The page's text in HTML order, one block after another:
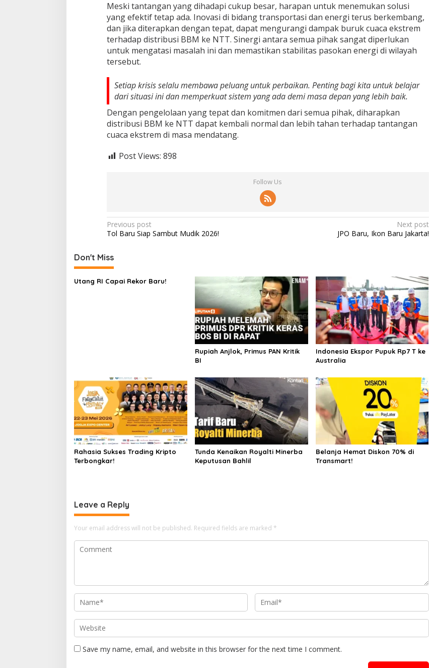
Meski tantangan yang dihadapi cukup besar, harapan untuk menemukan solusi
yang efektif tetap ada. Inovasi di bidang transportasi dan energi terus berkembang,
dan jika diterapkan dengan tepat, dapat mengurangi dampak buruk cuaca ekstrem
terhadap distribusi BBM ke NTT. Sinergi antara semua pihak sangat diperlukan
untuk mengatasi masalah ini dan memastikan stabilitas pasokan energi di wilayah
tersebut.
Setiap krisis selalu membawa peluang untuk perbaikan. Penting bagi kita untuk belajar
dari situasi ini dan memperkuat sistem yang ada demi masa depan yang lebih baik.
Dengan pengelolaan yang tepat dan komitmen dari semua pihak, diharapkan
distribusi BBM ke NTT dapat kembali normal dan lebih tahan terhadap tantangan
cuaca ekstrem di masa mendatang.
Post Views: 898
Follow Us
Post
navigation
Previous post
Tol Baru Siap Sambut Mudik 2026!
Next post
JPO Baru, Ikon Baru Jakarta!
Don't Miss
Utang RI Capai Rekor Baru!
Rupiah Anjlok, Primus PAN Kritik
BI
Indonesia Ekspor Pupuk Rp7 T ke
Australia
Rahasia Sukses Trading Kripto
Terbongkar!
Tunda Kenaikan Royalti Minerba
Keputusan Bahlil
Belanja Hemat Diskon 70% di
Transmart!
Leave a Reply
Your email address will not be published. Required fields are marked *
Save my name, email, and website in this browser for the next time I comment.